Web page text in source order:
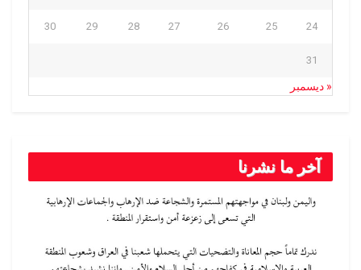
24
25
26
27
28
29
30
31
« ديسمبر
آخر ما نشرنا